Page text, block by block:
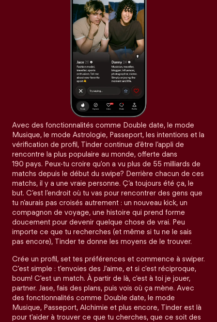
Avec des fonctionnalités comme Double date, le mode
Musique, le mode Astrologie, Passeport, les intentions et la
vérification de profil, Tinder continue d’être l’appli de
rencontre la plus populaire au monde, offerte dans
190 pays. Peux-tu croire qu'on a vu plus de 55 milliards de
matchs depuis le début du swipe? Derrière chacun de ces
matchs, il y a une vraie personne. Ç’a toujours été ça, le
but. C’est l’endroit où tu vas pour rencontrer des gens que
tu n’aurais pas croisés autrement : un nouveau kick, un
compagnon de voyage, une histoire qui prend forme
doucement pour devenir quelque chose de vrai. Peu
importe ce que tu recherches (et même si tu ne le sais
pas encore), Tinder te donne les moyens de le trouver.
Crée un profil, set tes préférences et commence à swiper.
C'est simple : t'envoies des J'aime, et si c'est réciproque,
boum! C'est un match. À partir de là, c'est à toi je jouer,
partner. Jase, fais des plans, puis vois où ça mène. Avec
des fonctionnalités comme Double date, le mode
Musique, Passeport, Alchimie et plus encore, Tinder est là
pour t'aider à trouver ce que tu cherches, que ce soit des